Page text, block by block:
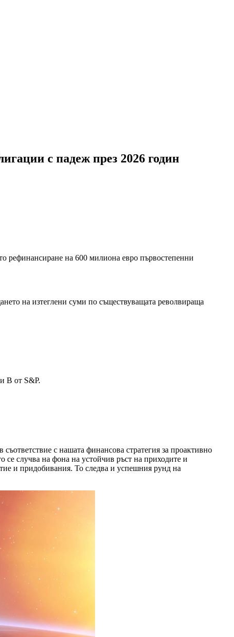
с падеж през 2026 годин
рефинансиране на 600 милиона евро първостепенни
на изтеглени суми по съществуващата револвираща
B от S&P.
с нашата финансова стратегия за проактивно
се случва на фона на устойчив ръст на приходите и
и придобивания. То следва и успешния рунд на